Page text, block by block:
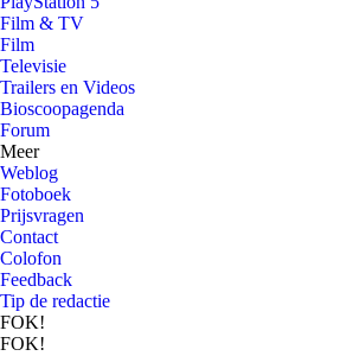
Film & TV
Film
Televisie
Trailers en Videos
Bioscoopagenda
Forum
Meer
Weblog
Fotoboek
Prijsvragen
Contact
Colofon
Feedback
Tip de redactie
FOK!
FOK!